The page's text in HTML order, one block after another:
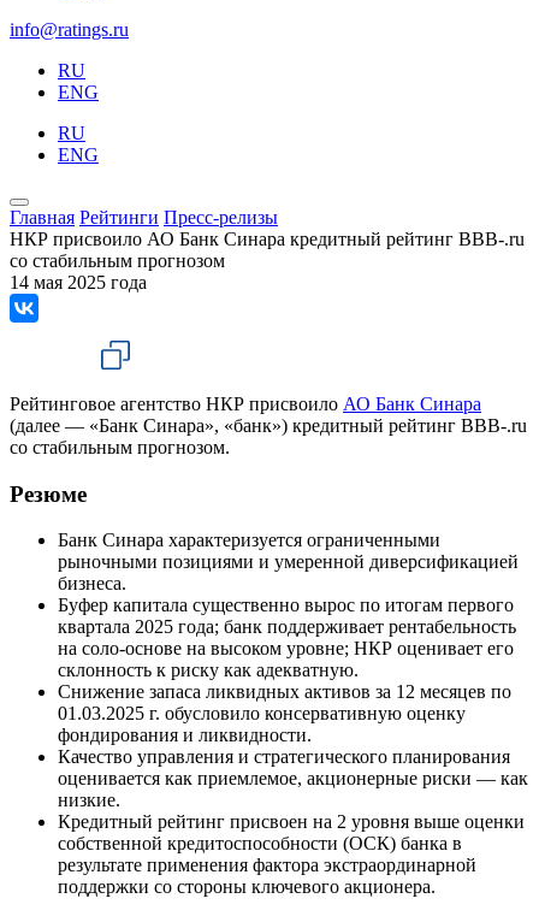
info@ratings.ru
RU
ENG
RU
ENG
Главная Рейтинги Пресс-релизы
НКР присвоило АО Банк Синара кредитный рейтинг BBB-.ru
со стабильным прогнозом
14 мая 2025 года
Рейтинговое агентство НКР присвоило АО Банк Синара
(далее — «Банк Синара», «банк») кредитный рейтинг BBB-.ru
со стабильным прогнозом.
Резюме
Банк Синара характеризуется ограниченными
рыночными позициями и умеренной диверсификацией
бизнеса.
Буфер капитала существенно вырос по итогам первого
квартала 2025 года; банк поддерживает рентабельность
на соло-основе на высоком уровне; НКР оценивает его
склонность к риску как адекватную.
Снижение запаса ликвидных активов за 12 месяцев по
01.03.2025 г. обусловило консервативную оценку
фондирования и ликвидности.
Качество управления и стратегического планирования
оценивается как приемлемое, акционерные риски — как
низкие.
Кредитный рейтинг присвоен на 2 уровня выше оценки
собственной кредитоспособности (ОСК) банка в
результате применения фактора экстраординарной
поддержки со стороны ключевого акционера.